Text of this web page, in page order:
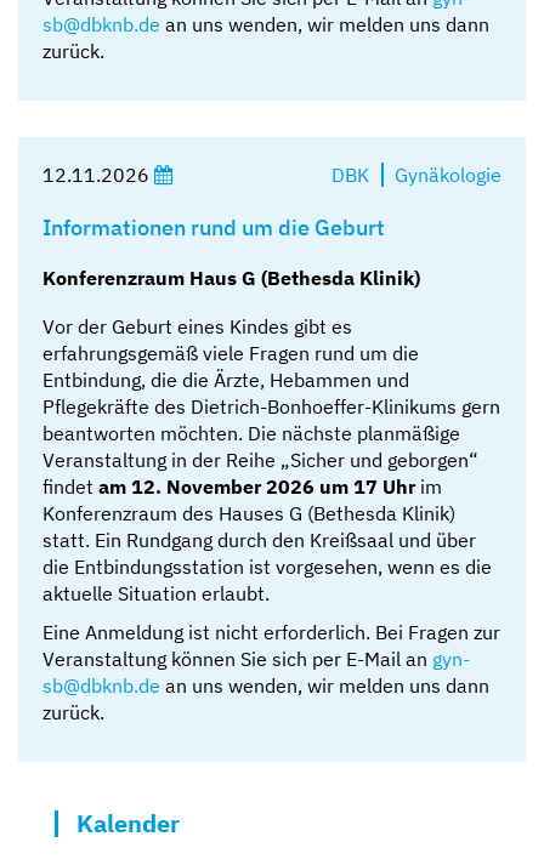
sb@dbknb.de an uns wenden, wir melden uns dann
zurück.
12.11.2026 DBK Gynäkologie
Informationen rund um die Geburt
Konferenzraum Haus G (Bethesda Klinik)
Vor der Geburt eines Kindes gibt es
erfahrungsgemäß viele Fragen rund um die
Entbindung, die die Ärzte, Hebammen und
Pflegekräfte des Dietrich-Bonhoeffer-Klinikums gern
beantworten möchten. Die nächste planmäßige
Veranstaltung in der Reihe „Sicher und geborgen“
findet am 12. November 2026 um 17 Uhrim
Konferenzraum des Hauses G (Bethesda Klinik)
statt. Ein Rundgang durch den Kreißsaal und über
die Entbindungsstation ist vorgesehen, wenn es die
aktuelle Situation erlaubt.
Eine Anmeldung ist nicht erforderlich. Bei Fragen zur
Veranstaltung können Sie sich per E-Mail an gyn-
sb@dbknb.de an uns wenden, wir melden uns dann
zurück.
Kalender